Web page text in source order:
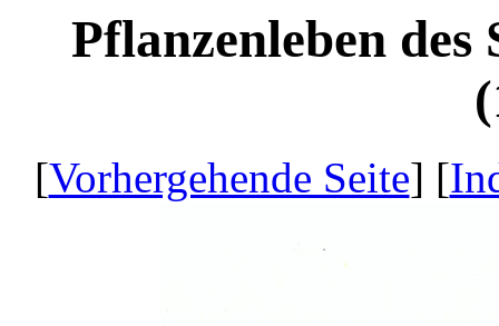
Pflanzenleben
[Vorhergehende Seite] [